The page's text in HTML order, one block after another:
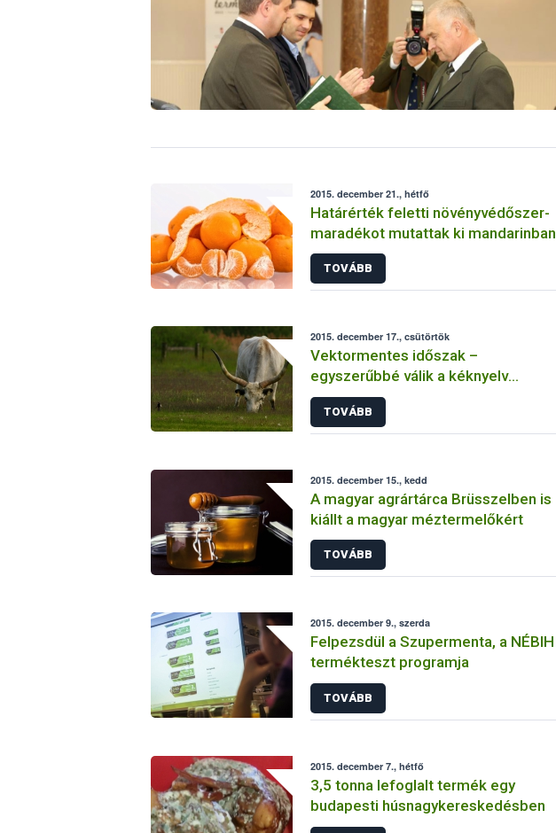
2015. december 21., hétfő
Határérték feletti növényvédőszer-
maradékot mutattak ki mandarinban
TOVÁBB
2015. december 17., csütörtök
Vektormentes időszak –
egyszerűbbé válik a kéknyelv
betegségre fogékony állatok
kiszállítása
TOVÁBB
2015. december 15., kedd
A magyar agrártárca Brüsszelben is
kiállt a magyar méztermelőkért
TOVÁBB
2015. december 9., szerda
Felpezsdül a Szupermenta, a NÉBIH
termékteszt programja
TOVÁBB
2015. december 7., hétfő
3,5 tonna lefoglalt termék egy
budapesti húsnagykereskedésben